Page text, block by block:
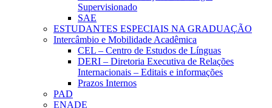
Supervisionado
SAE
ESTUDANTES ESPECIAIS NA GRADUAÇÃO
Intercâmbio e Mobilidade Acadêmica
CEL – Centro de Estudos de Línguas
DERI – Diretoria Executiva de Relações
Internacionais – Editais e informações
Prazos Internos
PAD
ENADE